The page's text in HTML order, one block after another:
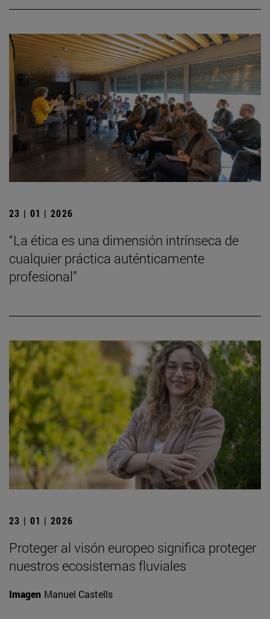
23 | 01 | 2026
“La ética es una dimensión intrínseca de
cualquier práctica auténticamente
profesional”
23 | 01 | 2026
Proteger al visón europeo significa proteger
nuestros ecosistemas fluviales
Imagen Manuel Castells